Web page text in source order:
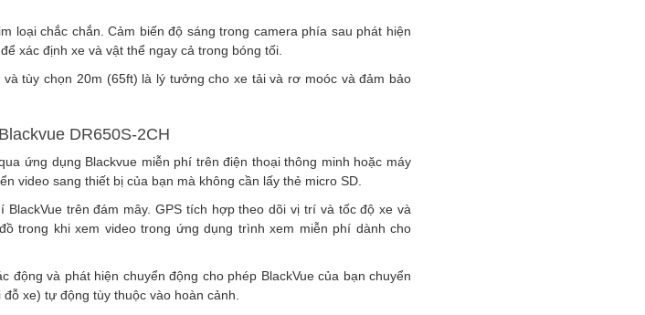
loại chắc chắn. Cảm biến độ sáng trong camera phía sau phát hiện
xác định xe và vật thể ngay cả trong bóng tối.
tùy chọn 20m (65ft) là lý tưởng cho xe tải và rơ moóc và đảm bảo
DR650S-2CH
ứng dụng Blackvue miễn phí trên điện thoại thông minh hoặc máy
video sang thiết bị của bạn mà không cần lấy thẻ micro SD.
BlackVue trên đám mây. GPS tích hợp theo dõi vị trí và tốc độ xe và
trong khi xem video trong ứng dụng trình xem miễn phí dành cho
động và phát hiện chuyển động cho phép BlackVue của bạn chuyển
xe) tự động tùy thuộc vào hoàn cảnh.